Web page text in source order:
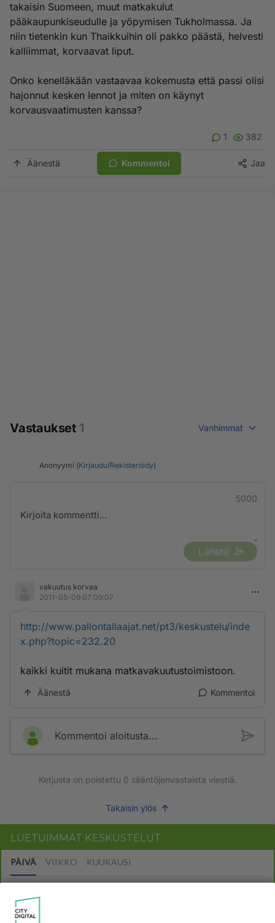
takaisin Suomeen, muut matkakulut
pääkaupunkiseudulle ja yöpymisen Tukholmassa. Ja
niin tietenkin kun Thaikkuihin oli pakko päästä, helvesti
kalliimmat, korvaavat liput.
Onko kenelläkään vastaavaa kokemusta että passi olisi
hajonnut kesken lennot ja miten on käynyt
korvausvaatimusten kanssa?
1 382
Äänestä Kommentoi Jaa
Vastaukset 1 Vanhimmat
Anonyymi (Kirjaudu/Rekisteröidy)
5000
Lähetä
vakuutus korvaa
2011-05-09 07:09:07
http://www.pallontallaajat.net/pt3/keskustelu/inde
x.php?topic=232.20
kaikki kuitit mukana matkavakuutustoimistoon.
Äänestä Kommentoi
Kommentoi aloitusta...
Ketjusta on poistettu 0 sääntöjenvastaista viestiä.
Takaisin ylös
LUETUIMMAT KESKUSTELUT
PÄIVÄ VIIKKO KUUKAUSI
05.08.2026 05:51